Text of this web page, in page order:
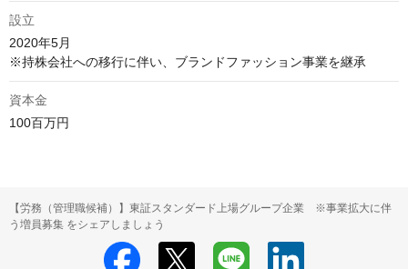
設立
2020年5月
※持株会社への移行に伴い、ブランドファッション事業を継承
資本金
100百万円
【労務（管理職候補）】東証スタンダード上場グループ企業 ※事業拡大に伴
う増員募集 をシェアしましょう